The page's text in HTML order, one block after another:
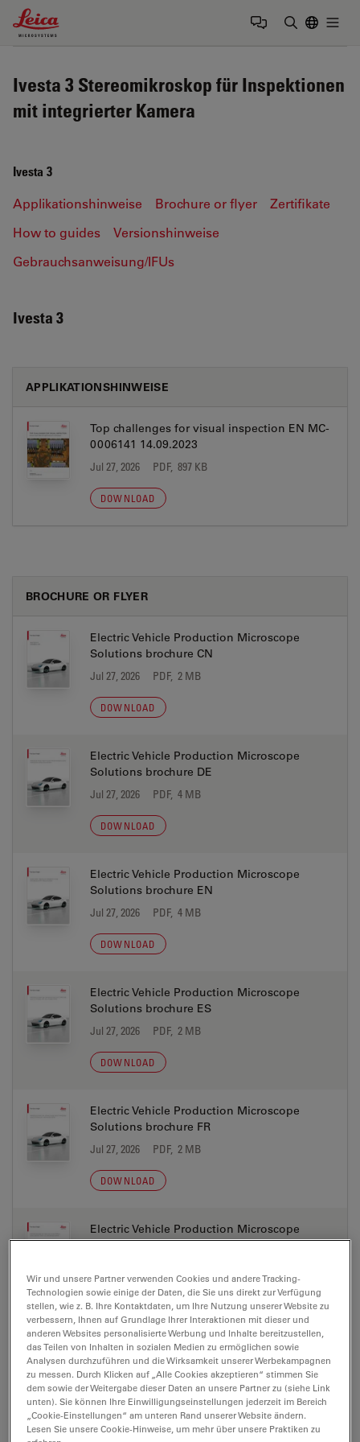
Leica Microsystems Logo
Ivesta 3 Stereomikroskop für Inspektionen
mit integrierter Kamera
Ivesta 3
Applikationshinweise Brochure or flyer
Zertifikate
How to guides
Versionshinweise
Gebrauchsanweisung/IFUs
Ivesta 3
APPLIKATIONSHINWEISE
Top challenges for visual inspection EN MC-
0006141 14.09.2023
Jul 27, 2026 PDF, 897 KB
DOWNLOAD
BROCHURE OR FLYER
Electric Vehicle Production Microscope
Solutions brochure CN
Jul 27, 2026 PDF, 2 MB
DOWNLOAD
Electric Vehicle Production Microscope
Solutions brochure DE
Jul 27, 2026 PDF, 4 MB
DOWNLOAD
Electric Vehicle Production Microscope
Solutions brochure EN
Jul 27, 2026 PDF, 4 MB
DOWNLOAD
Electric Vehicle Production Microscope
Solutions brochure ES
Jul 27, 2026 PDF, 2 MB
DOWNLOAD
Electric Vehicle Production Microscope
Solutions brochure FR
Jul 27, 2026 PDF, 2 MB
DOWNLOAD
Electric Vehicle Production Microscope
Solutions brochure IT
DOWNLOAD
Electric Vehicle Production Microscope
Solutions brochure JA
Jul 27, 2026 PDF, 2 MB
DOWNLOAD
Wir und unsere Partner verwenden Cookies und andere Tracking-
Technologien sowie einige der Daten, die Sie uns direkt zur Verfügung
stellen, wie z. B. Ihre Kontaktdaten, um Ihre Nutzung unserer Website zu
verbessern, Ihnen auf Grundlage Ihrer Interaktionen mit dieser und
anderen Websites personalisierte Werbung und Inhalte bereitzustellen,
das Teilen von Inhalten in sozialen Medien zu ermöglichen sowie
Analysen durchzuführen und die Wirksamkeit unserer Werbekampagnen
zu messen. Durch Klicken auf „Alle Cookies akzeptieren“ stimmen Sie
dem sowie der Weitergabe dieser Daten an unsere Partner zu (siehe Link
unten). Sie können Ihre Einwilligungseinstellungen jederzeit im Bereich
„Cookie-Einstellungen“ am unteren Rand unserer Website ändern.
Lesen Sie unsere Cookie-Hinweise, um mehr über unsere Praktiken zu